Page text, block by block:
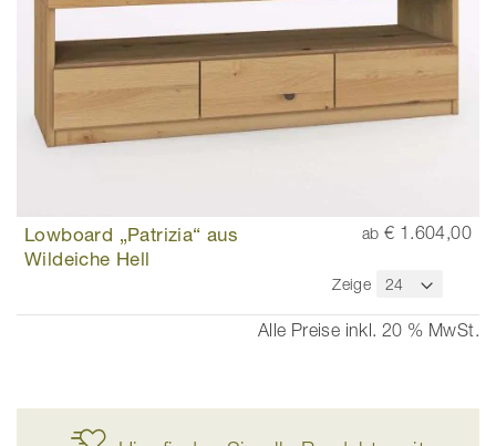
Lowboard „Patrizia“ aus
Wildeiche Hell
ab € 1.604,00
Zeige
Alle Preise inkl. 20 % MwSt.